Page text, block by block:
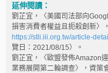
延伸閱讀：
劉芷宜，〈美國司法部向
損害消費者權益且扼殺創新〉
https://stli.iii.org.tw/article-
覽日：2021/08/15）。
劉芷宜，〈歐盟發佈Amazon
業務展開第二輪調查〉，資策